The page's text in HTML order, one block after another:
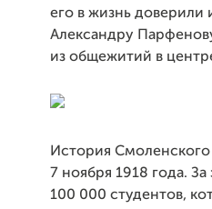
его в жизнь доверили
Александру
из общежитий в
История Смоленского
7 ноября 1918 года.
100 000 студентов,